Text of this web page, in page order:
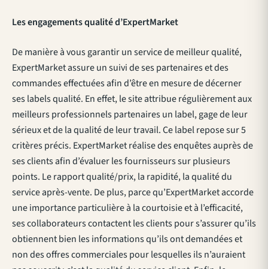
Les engagements qualité d’ExpertMarket
De manière à vous garantir un service de meilleur qualité,
ExpertMarket assure un suivi de ses partenaires et des
commandes effectuées afin d’être en mesure de décerner
ses labels qualité. En effet, le site attribue régulièrement aux
meilleurs professionnels partenaires un label, gage de leur
sérieux et de la qualité de leur travail. Ce label repose sur 5
critères précis. ExpertMarket réalise des enquêtes auprès de
ses clients afin d’évaluer les fournisseurs sur plusieurs
points. Le rapport qualité/prix, la rapidité, la qualité du
service après-vente. De plus, parce qu’ExpertMarket accorde
une importance particulière à la courtoisie et à l’efficacité,
ses collaborateurs contactent les clients pour s’assurer qu’ils
obtiennent bien les informations qu’ils ont demandées et
non des offres commerciales pour lesquelles ils n’auraient